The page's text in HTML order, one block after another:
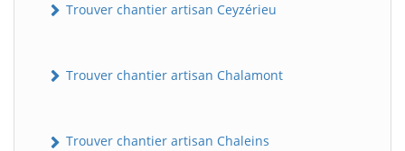
Trouver chantier artisan Ceyzérieu
Trouver chantier artisan Chalamont
Trouver chantier artisan Chaleins